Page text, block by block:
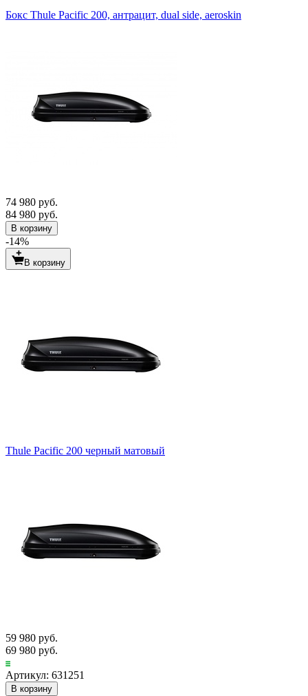
Бокс Thule Pacific 200, антрацит, dual side, aeroskin
74 980 руб.
84 980 руб.
В корзину
-14%
В корзину
Thule Pacific 200 черный матовый
59 980 руб.
69 980 руб.
Артикул: 631251
В корзину